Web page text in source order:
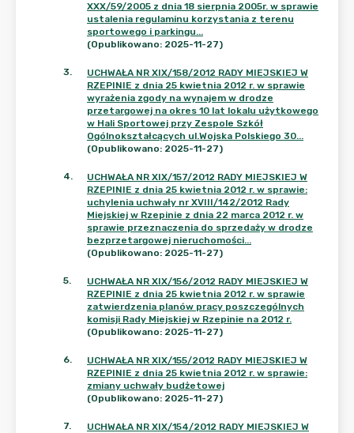
XXX/59/2005 z dnia 18 sierpnia 2005r. w sprawie
ustalenia regulaminu korzystania z terenu
sportowego i parkingu...
(Opublikowano: 2025-11-27)
3.
UCHWAŁA NR XIX/158/2012 RADY MIEJSKIEJ W
RZEPINIE z dnia 25 kwietnia 2012 r. w sprawie
wyrażenia zgody na wynajem w drodze
przetargowej na okres 10 lat lokalu użytkowego
w Hali Sportowej przy Zespole Szkół
Ogólnokształcących ul.Wojska Polskiego 30...
(Opublikowano: 2025-11-27)
4.
UCHWAŁA NR XIX/157/2012 RADY MIEJSKIEJ W
RZEPINIE z dnia 25 kwietnia 2012 r. w sprawie:
uchylenia uchwały nr XVIII/142/2012 Rady
Miejskiej w Rzepinie z dnia 22 marca 2012 r. w
sprawie przeznaczenia do sprzedaży w drodze
bezprzetargowej nieruchomości...
(Opublikowano: 2025-11-27)
5.
UCHWAŁA NR XIX/156/2012 RADY MIEJSKIEJ W
RZEPINIE z dnia 25 kwietnia 2012 r. w sprawie
zatwierdzenia planów pracy poszczególnych
komisji Rady Miejskiej w Rzepinie na 2012 r.
(Opublikowano: 2025-11-27)
6.
UCHWAŁA NR XIX/155/2012 RADY MIEJSKIEJ W
RZEPINIE z dnia 25 kwietnia 2012 r. w sprawie:
zmiany uchwały budżetowej
(Opublikowano: 2025-11-27)
7.
UCHWAŁA NR XIX/154/2012 RADY MIEJSKIEJ W